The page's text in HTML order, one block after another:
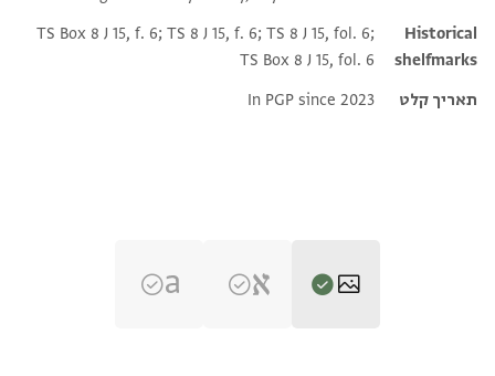
Historical
shelfmarks
TS Box 8 J 15, f. 6; TS 8 J 15, f. 6; TS 8 J 15, fol. 6;
TS Box 8 J 15, fol. 6
תאריך קלט
In PGP since 2023